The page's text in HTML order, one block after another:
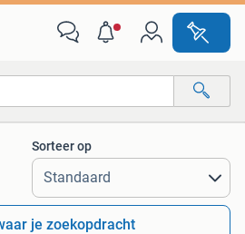
afstanden…
Sorteer op
je zoekopdracht